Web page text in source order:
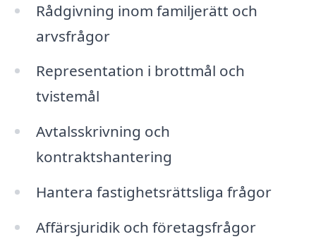
Rådgivning inom familjerätt och
arvsfrågor
Representation i brottmål och
tvistemål
Avtalsskrivning och
kontraktshantering
Hantera fastighetsrättsliga frågor
Affärsjuridik och företagsfrågor